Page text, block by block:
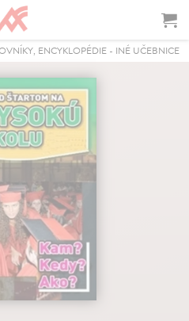
ENCYKLOPÉDIE - INÉ UČEBNICE